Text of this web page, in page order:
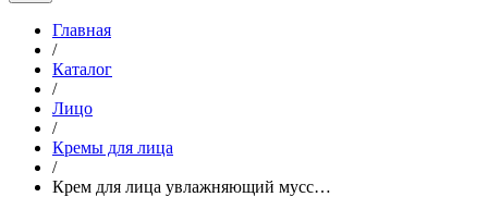
Главная
/
Каталог
/
Лицо
/
Кремы для лица
/
Крем для лица увлажняющий мусс…